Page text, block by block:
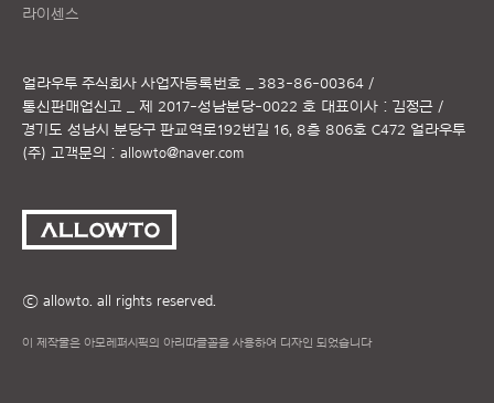
라이센스
얼라우투 주식회사 사업자등록번호 _ 383-86-00364 /
통신판매업신고 _ 제 2017-성남분당-0022 호 대표이사 : 김정근 /
경기도 성남시 분당구 판교역로192번길 16, 8층 806호 C472 얼라우투
(주) 고객문의 : allowto@naver.com
ⓒ allowto. all rights reserved.
이 제작물은 아모레퍼시픽의 아리따글꼴을 사용하여 디자인 되었습니다